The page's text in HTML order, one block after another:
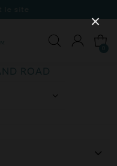
ROAD